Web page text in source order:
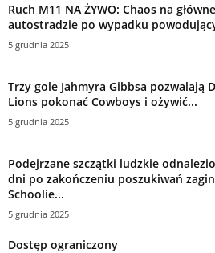
Ruch M11 NA ŻYWO: Chaos na
autostradzie po wypadku
5 grudnia 2025
Trzy gole Jahmyra Gibbsa pozwalają
Lions pokonać Cowboys i ożywić...
5 grudnia 2025
Podejrzane szczątki ludzkie
dni po zakończeniu poszukiwań
Schoolie...
5 grudnia 2025
Dostęp ograniczony